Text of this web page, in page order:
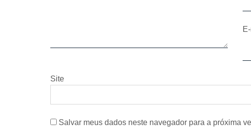
Site
Salvar meus dados neste navegador para a próxima